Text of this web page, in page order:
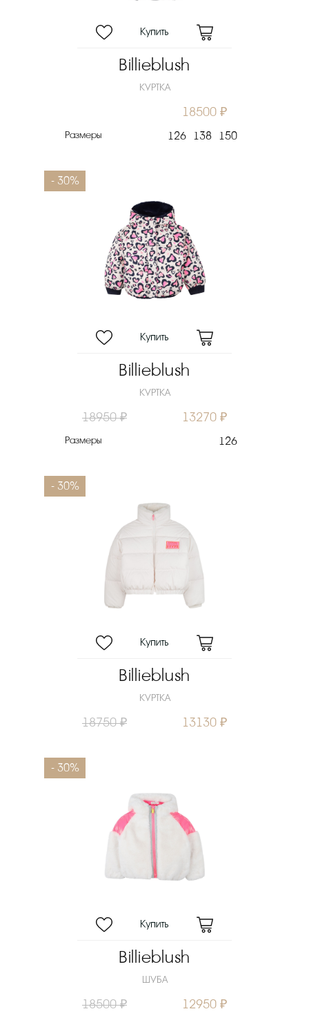
Billieblush
КУРТКА
18500 ₽
Размеры 126 138 150
- 30%
Billieblush
КУРТКА
18950 ₽ 13270 ₽
Размеры 126
- 30%
Billieblush
КУРТКА
18750 ₽ 13130 ₽
- 30%
Billieblush
ШУБА
18500 ₽ 12950 ₽